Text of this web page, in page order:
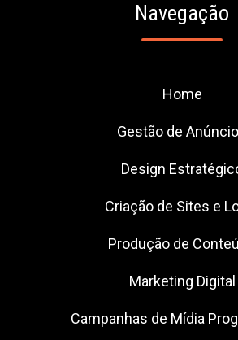
Navegação
Home
Gestão de
Design
Criação de Sites e
Produção de
Marketing Digital
Campanhas de Mídia